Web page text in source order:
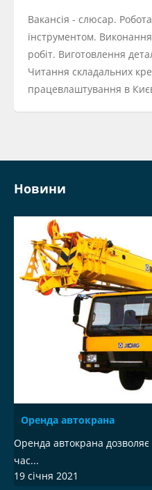
Вакансія - слюсар.
інструментом.
робіт. Виготовлення
Читання складальних
працевлаштування в
Новини
Оренда автокрана
Оренда автокрана дозволяє
час...
19 січня 2021